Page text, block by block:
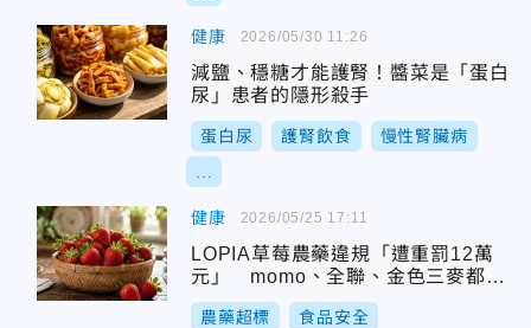
健康
減鹽、穩糖才能護腎！醬菜是「蛋白
尿」患者的隱形殺手
蛋白尿 護腎飲食 慢性腎臟病
2026/05/30 11:26
健康
LOPIA草莓農藥違規「遭重罰12萬
元」 momo、全聯、金色三麥都中
鏢
農藥超標 食品安全
2026/05/25 17:11